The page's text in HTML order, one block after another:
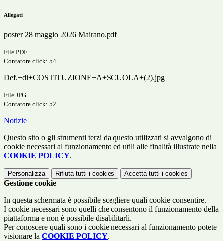
Allegati
poster 28 maggio 2026 Mairano.pdf
File PDF
Contatore click: 54
Def.+di+COSTITUZIONE+A+SCUOLA+(2).jpg
File JPG
Contatore click: 52
Notizie
Questo sito o gli strumenti terzi da questo utilizzati si avvalgono di
cookie necessari al funzionamento ed utili alle finalità illustrate nella
COOKIE POLICY.
Personalizza Rifiuta tutti i cookies Accetta tutti i cookies
Gestione cookie
In questa schermata è possibile scegliere quali cookie consentire.
I cookie necessari sono quelli che consentono il funzionamento della
piattaforma e non è possibile disabilitarli.
Per conoscere quali sono i cookie necessari al funzionamento potete
visionare la COOKIE POLICY.